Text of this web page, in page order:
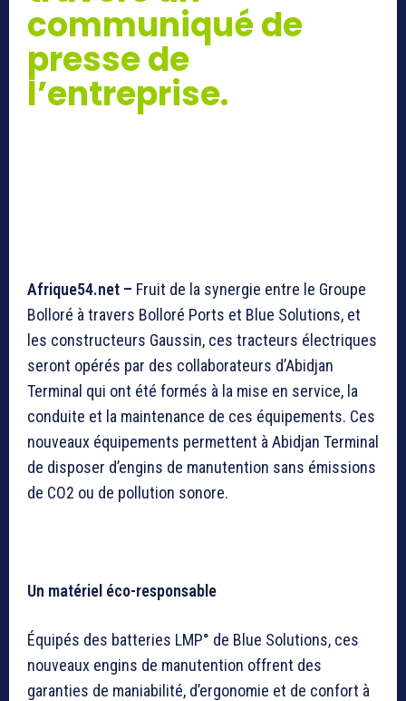
communiqué de
presse de
l’entreprise.
Afrique54.net – Fruit de la synergie entre le Groupe
Bolloré à travers Bolloré Ports et Blue Solutions, et
les constructeurs Gaussin, ces tracteurs électriques
seront opérés par des collaborateurs d’Abidjan
Terminal qui ont été formés à la mise en service, la
conduite et la maintenance de ces équipements. Ces
nouveaux équipements permettent à Abidjan Terminal
de disposer d’engins de manutention sans émissions
de CO2 ou de pollution sonore.
Un matériel éco-responsable
Équipés des batteries LMP° de Blue Solutions, ces
nouveaux engins de manutention offrent des
garanties de maniabilité, d’ergonomie et de confort à